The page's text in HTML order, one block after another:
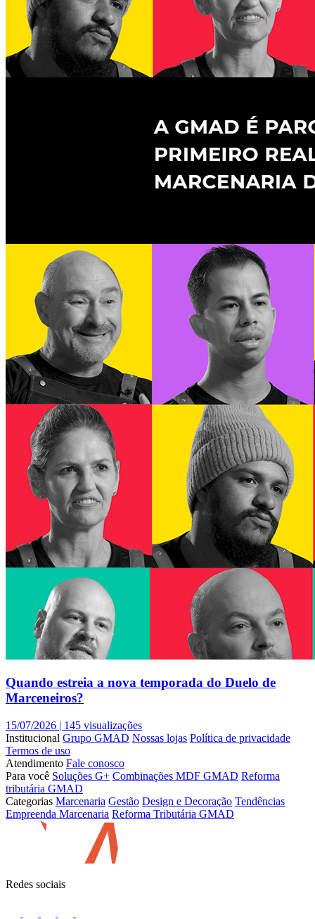
Quando estreia a nova temporada do Duelo de
Marceneiros?
15/07/2026 | 145 visualizações
Institucional Grupo GMAD Nossas lojas Política de privacidade
Termos de uso
Atendimento Fale conosco
Para você Soluções G+ Combinações MDF GMAD Reforma
tributária GMAD
Categorias Marcenaria Gestão Design e Decoração Tendências
Empreenda Marcenaria Reforma Tributária GMAD
Redes sociais